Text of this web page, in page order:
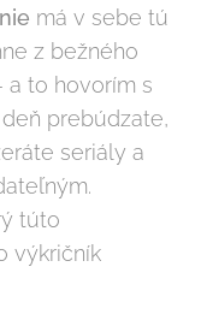
má v sebe tú
z bežného
a to hovorím s
prebúdzate,
seriály a
túto
výkričník